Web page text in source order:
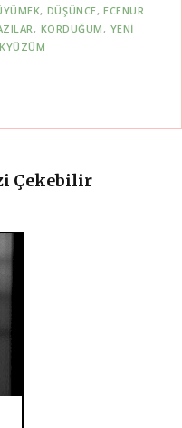
DÜŞÜNCE ECENUR
KÖRDÜĞÜM
YENI
Çekebilir